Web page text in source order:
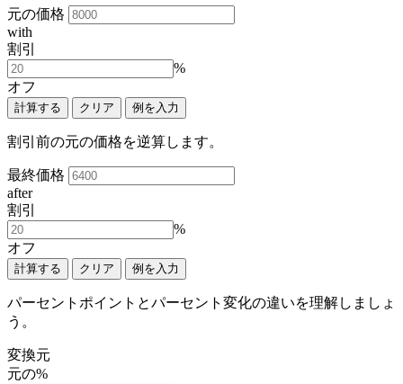
元の価格
with
割引
%
オフ
計算する クリア 例を入力
割引前の元の価格を逆算します。
最終価格
after
割引
%
オフ
計算する クリア 例を入力
パーセントポイントとパーセント変化の違いを理解しましょ
う。
変換元
元の%